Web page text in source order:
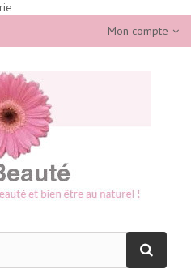
Mon compte